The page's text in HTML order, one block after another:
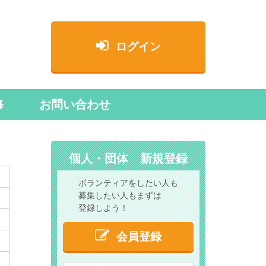
ログイン
お問い合わせ
個人・団体 新規登録
ボランティアをしたい人も
募集したい人もまずは
登録しよう！
会員登録